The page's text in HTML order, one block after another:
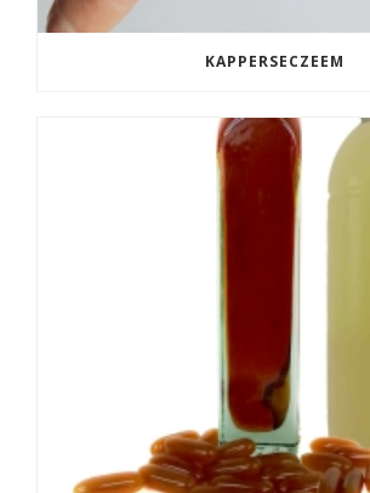
KAPPERSECZEEM